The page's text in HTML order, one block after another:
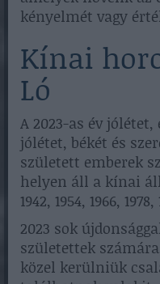
kényelmét vagy
Kínai
Ló
A 2023-as év jólétet,
jólétet, békét és
született emberek
helyen áll a kínai
1942, 1954, 1966,
2023 sok
születettek
közel kerülniük